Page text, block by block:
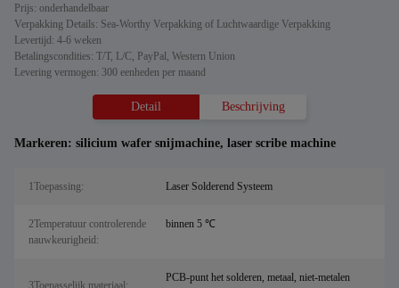
Prijs: onderhandelbaar
Verpakking Details: Sea-Worthy Verpakking of Luchtwaardige Verpakking
Levertijd: 4-6 weken
Betalingscondities: T/T, L/C, PayPal, Western Union
Levering vermogen: 300 eenheden per maand
Detail Beschrijving
Markeren: silicium wafer snijmachine, laser scribe machine
1Toepassing: Laser Solderend Systeem
2Temperatuur controlerende
nauwkeurigheid:
binnen 5 ℃
3Toepasselijk materiaal:
PCB-punt het solderen, metaal, niet-metalen